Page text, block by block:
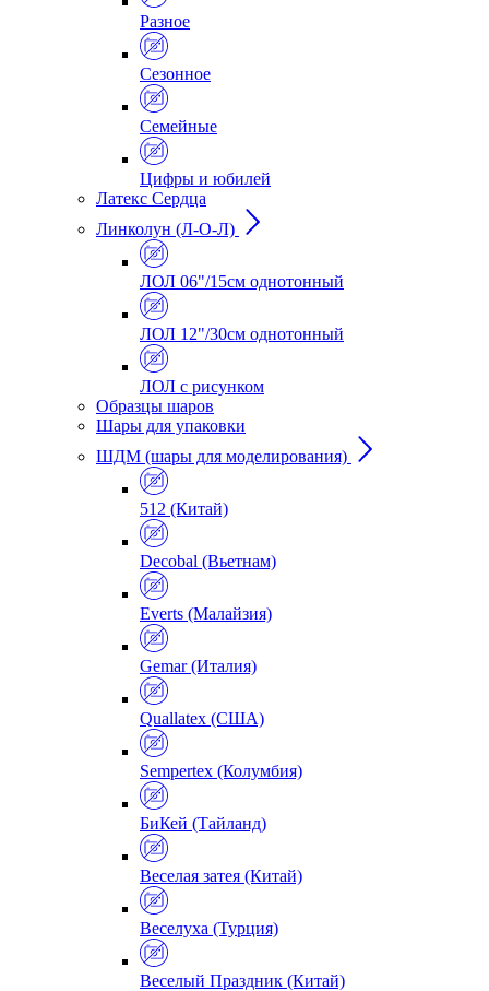
Разное
Сезонное
Семейные
Цифры и юбилей
Латекс Сердца
Линколун (Л-О-Л)
ЛОЛ 06"/15см однотонный
ЛОЛ 12"/30см однотонный
ЛОЛ с рисунком
Образцы шаров
Шары для упаковки
ШДМ (шары для моделирования)
512 (Китай)
Decobal (Вьетнам)
Everts (Малайзия)
Gemar (Италия)
Quallatex (США)
Sempertex (Колумбия)
БиКей (Тайланд)
Веселая затея (Китай)
Веселуха (Турция)
Веселый Праздник (Китай)